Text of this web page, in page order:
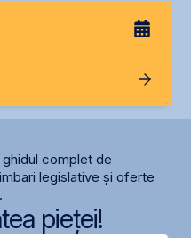
complet de
legislative și oferte
pieței!